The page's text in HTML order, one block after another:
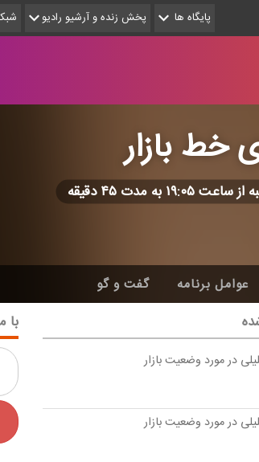
پایگاه ها پخش زنده و آرشیو رادیو
خط بازار
به مدت ۴۵ دقیقه
عوامل برنامه گفت و گو
در مورد وضعیت بازار
در مورد وضعیت بازار
با